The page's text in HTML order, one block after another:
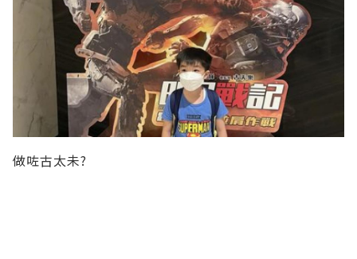
做咗古太未?